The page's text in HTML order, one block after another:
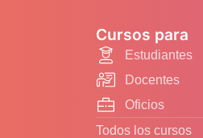
Cursos para
Estudiantes
Docentes
Oficios
Todos los cursos